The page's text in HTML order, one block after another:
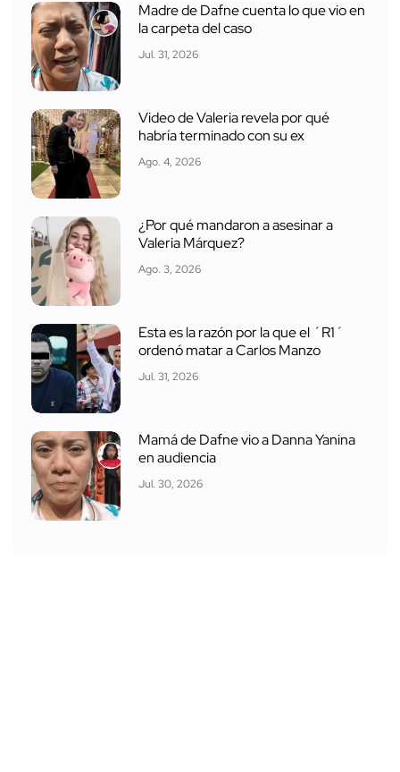
Madre de Dafne cuenta lo que vio en
la carpeta del caso
Jul. 31, 2026
Video de Valeria revela por qué
habría terminado con su ex
Ago. 4, 2026
¿Por qué mandaron a asesinar a
Valeria Márquez?
Ago. 3, 2026
Esta es la razón por la que el ´R1´
ordenó matar a Carlos Manzo
Jul. 31, 2026
Mamá de Dafne vio a Danna Yanina
en audiencia
Jul. 30, 2026